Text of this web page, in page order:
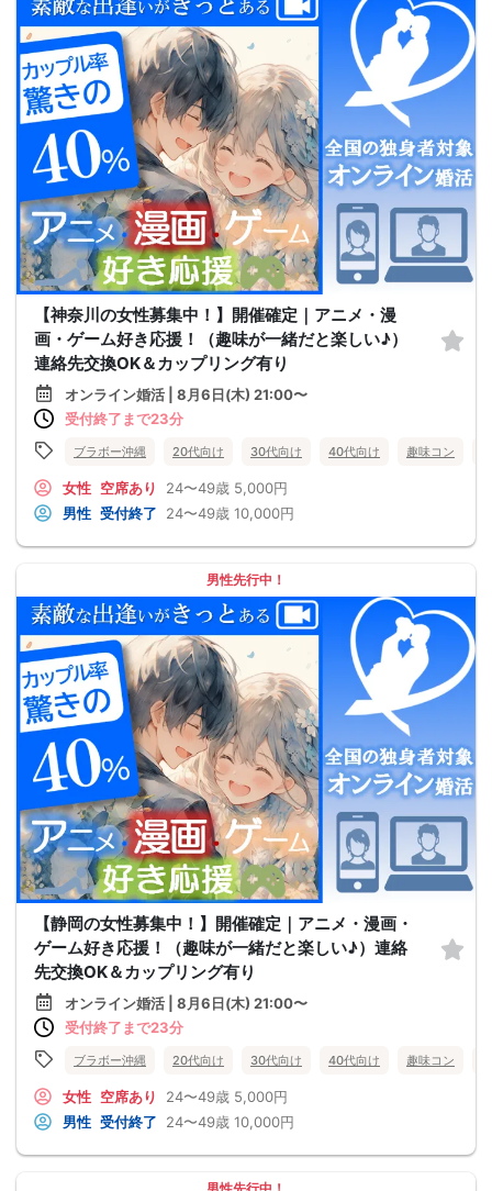
【神奈川の女性募集中！】開催確定｜アニメ・漫
画・ゲーム好き応援！（趣味が一緒だと楽しい♪）
連絡先交換OK＆カップリング有り
オンライン婚活 | 8月6日(木) 21:00〜
受付終了まで23分
ブラボー沖縄 20代向け 30代向け 40代向け 趣味コン
女性 空席あり 24〜49歳 5,000円
男性 受付終了 24〜49歳 10,000円
男性先行中！
【静岡の女性募集中！】開催確定｜アニメ・漫画・
ゲーム好き応援！（趣味が一緒だと楽しい♪）連絡
先交換OK＆カップリング有り
オンライン婚活 | 8月6日(木) 21:00〜
受付終了まで23分
ブラボー沖縄 20代向け 30代向け 40代向け 趣味コン
女性 空席あり 24〜49歳 5,000円
男性 受付終了 24〜49歳 10,000円